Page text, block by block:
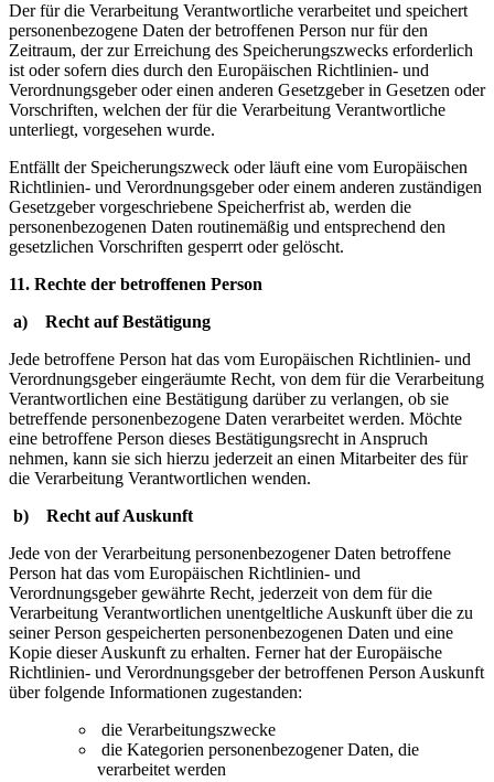
Der für die Verarbeitung Verantwortliche verarbeitet und speichert
personenbezogene Daten der betroffenen Person nur für den
Zeitraum, der zur Erreichung des Speicherungszwecks erforderlich
ist oder sofern dies durch den Europäischen Richtlinien- und
Verordnungsgeber oder einen anderen Gesetzgeber in Gesetzen oder
Vorschriften, welchen der für die Verarbeitung Verantwortliche
unterliegt, vorgesehen wurde.
Entfällt der Speicherungszweck oder läuft eine vom Europäischen
Richtlinien- und Verordnungsgeber oder einem anderen zuständigen
Gesetzgeber vorgeschriebene Speicherfrist ab, werden die
personenbezogenen Daten routinemäßig und entsprechend den
gesetzlichen Vorschriften gesperrt oder gelöscht.
11. Rechte der betroffenen Person
a) Recht auf Bestätigung
Jede betroffene Person hat das vom Europäischen Richtlinien- und
Verordnungsgeber eingeräumte Recht, von dem für die Verarbeitung
Verantwortlichen eine Bestätigung darüber zu verlangen, ob sie
betreffende personenbezogene Daten verarbeitet werden. Möchte
eine betroffene Person dieses Bestätigungsrecht in Anspruch
nehmen, kann sie sich hierzu jederzeit an einen Mitarbeiter des für
die Verarbeitung Verantwortlichen wenden.
b) Recht auf Auskunft
Jede von der Verarbeitung personenbezogener Daten betroffene
Person hat das vom Europäischen Richtlinien- und
Verordnungsgeber gewährte Recht, jederzeit von dem für die
Verarbeitung Verantwortlichen unentgeltliche Auskunft über die zu
seiner Person gespeicherten personenbezogenen Daten und eine
Kopie dieser Auskunft zu erhalten. Ferner hat der Europäische
Richtlinien- und Verordnungsgeber der betroffenen Person Auskunft
über folgende Informationen zugestanden:
die Verarbeitungszwecke
die Kategorien personenbezogener Daten, die
verarbeitet werden